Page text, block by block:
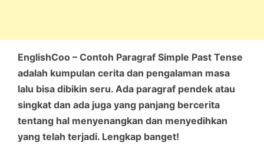
EnglishCoo – Contoh Paragraf Simple Past Tense
adalah kumpulan cerita dan pengalaman masa
lalu bisa dibikin seru. Ada paragraf pendek atau
singkat dan ada juga yang panjang bercerita
tentang hal menyenangkan dan menyedihkan
yang telah terjadi. Lengkap banget!